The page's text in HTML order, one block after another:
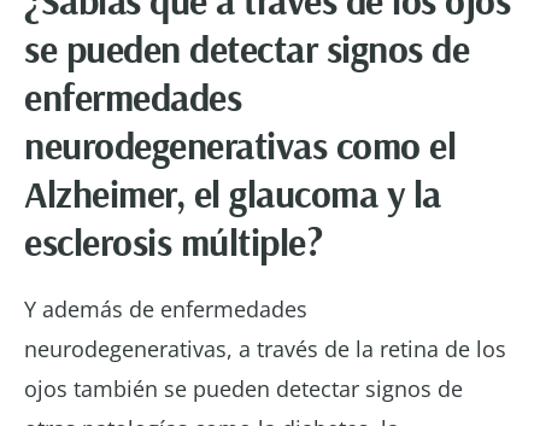
se pueden detectar signos de
enfermedades
neurodegenerativas como el
Alzheimer, el glaucoma y la
esclerosis múltiple?
Y además de enfermedades
neurodegenerativas, a través de la retina de los
ojos también se pueden detectar signos de